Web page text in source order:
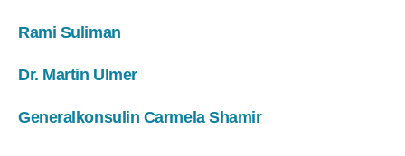
Rami Suliman
Dr. Martin Ulmer
Generalkonsulin Carmela Shamir